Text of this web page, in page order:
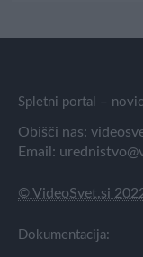
Spletni portal –
Obišči nas:
Email:
© VideoSvet.si
Dokumentacija: